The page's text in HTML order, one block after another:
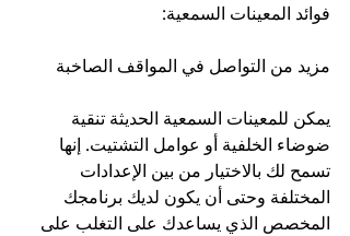
فوائد المعينات السمعية:
مزيد من التواصل في المواقف الصاخبة
يمكن للمعينات السمعية الحديثة تنقية
ضوضاء الخلفية أو عوامل التشتيت. إنها
تسمح لك بالاختيار من بين الإعدادات
المختلفة وحتى أن يكون لديك برنامجك
المخصص الذي يساعدك على التغلب على